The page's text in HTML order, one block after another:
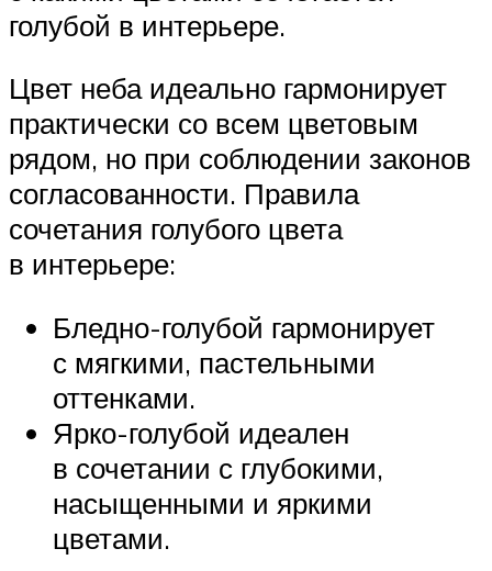
голубой в интерьере.
Цвет неба идеально гармонирует
практически со всем цветовым
рядом, но при соблюдении законов
согласованности. Правила
сочетания голубого цвета
в интерьере:
Бледно-голубой гармонирует
с мягкими, пастельными
оттенками.
Ярко-голубой идеален
в сочетании с глубокими,
насыщенными и яркими
цветами.